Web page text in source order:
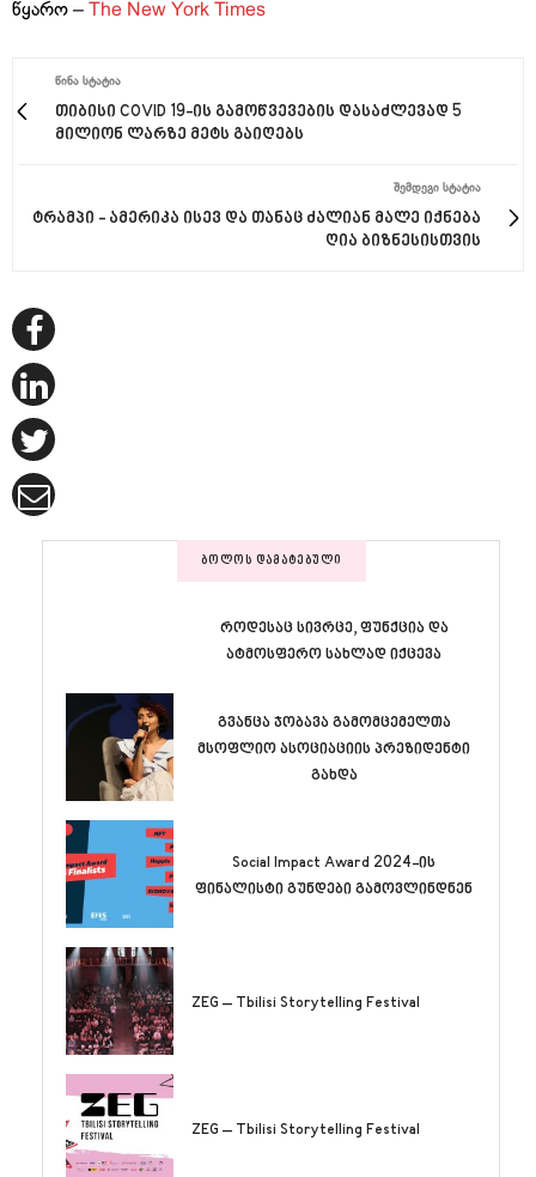
წყარო – The New York Times
ᲬᲘᲜᲐ ᲡᲢᲐᲢᲘᲐ
თიბისი COVID 19-ის გამოწვევების დასაძლევად 5
მილიონ ლარზე მეტს გაიღებს
ᲨᲔᲛᲓᲔᲒᲘ ᲡᲢᲐᲢᲘᲐ
ტრამპი - ამერიკა ისევ და თანაც ძალიან მალე იქნება
ღია ბიზნესისთვის
ᲑᲝᲚᲝᲡ ᲓᲐᲛᲐᲢᲔᲑᲣᲚᲘ
როდესაც სივრცე, ფუნქცია და
ატმოსფერო სახლად იქცევა
გვანცა ჯობავა გამომცემელთა
მსოფლიო ასოციაციის პრეზიდენტი
გახდა
Social Impact Award 2024-ის
ფინალისტი გუნდები გამოვლინდნენ
ZEG – Tbilisi Storytelling Festival
ZEG – Tbilisi Storytelling Festival